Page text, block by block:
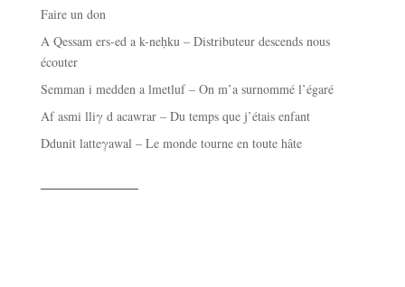
Faire un don
A Qessam ers-ed a k-neḥku – Distributeur descends nous
écouter
Semman i medden a lmetluf – On m’a surnommé l’égaré
Af asmi lliγ d acawrar – Du temps que j’étais enfant
Ddunit latteγawal – Le monde tourne en toute hâte
——————